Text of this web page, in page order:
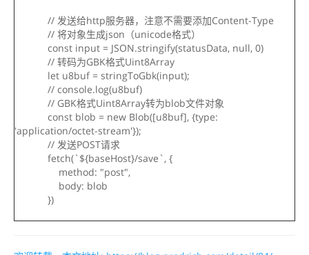
// 发送给http服务器，注意不需要添加Content-Type
// 将对象生成json（unicode格式）
const input = JSON.stringify(statusData, null, 0)
// 转码为GBK格式Uint8Array
let u8buf = stringToGbk(input);
// console.log(u8buf)
// GBK格式Uint8Array转为blob文件对象
const blob = new Blob([u8buf], {type:
'application/octet-stream'});
// 发送POST请求
fetch(`${baseHost}/save`, {
method: "post",
body: blob
})